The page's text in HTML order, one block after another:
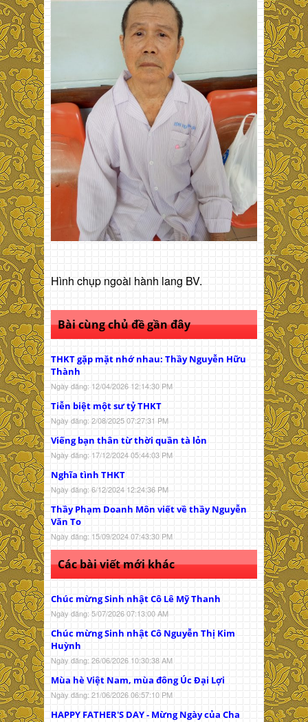
Hình chụp ngoài hành lang BV.
Bài cùng chủ đề gần đây
THKT gặp mặt nhớ nhau: Thầy Nguyễn Hữu
Thành
Ngày đăng: 12/04/2026 12:14:30 PM
Tiễn biệt một sư tỷ THKT
Ngày đăng: 2/08/2025 07:27:31 PM
Viếng bạn thân từ thời quần tà lỏn
Ngày đăng: 17/12/2024 05:44:03 PM
Nghĩa tình THKT
Ngày đăng: 6/12/2024 12:24:36 PM
Thầy Phạm Doanh Môn viết về thầy Nguyễn
Văn To
Ngày đăng: 15/09/2024 07:43:30 PM
Các bài viết mới khác
Chúc mừng Sinh nhật Cô Lê Mỹ Thanh
Ngày đăng: 5/07/2026 07:13:00 AM
Chúc mừng Sinh nhật Cô Nguyễn Thị Kim
Huỳnh
Ngày đăng: 26/06/2026 10:30:38 AM
Mùa hè Việt Nam, mùa đông Úc Đại Lợi
Ngày đăng: 21/06/2026 06:57:10 PM
HAPPY FATHER'S DAY - Mừng Ngày của Cha